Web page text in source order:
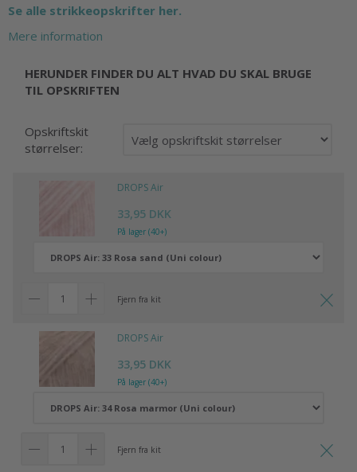
Se alle strikkeopskrifter her.
Mere information
HERUNDER FINDER DU ALT HVAD DU SKAL BRUGE
TIL OPSKRIFTEN
Opskriftskit
størrelser:
DROPS Air
33,95 DKK
På lager (40+)
Fjern fra kit
DROPS Air
33,95 DKK
På lager (40+)
Fjern fra kit